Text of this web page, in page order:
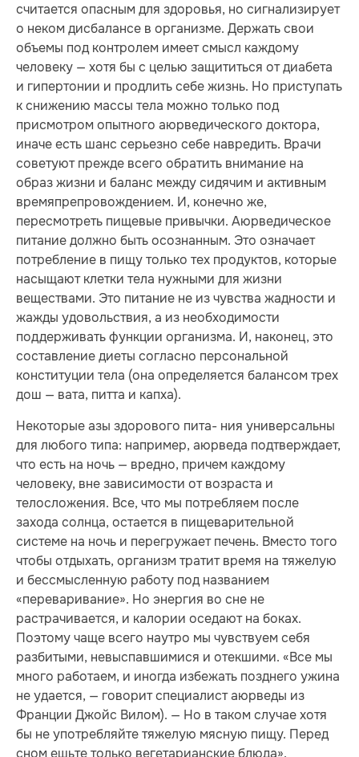
считается опасным для здоровья, но сигнализирует
о неком дисбалансе в организме. Держать свои
объемы под контролем имеет смысл каждому
человеку — хотя бы с целью защититься от диабета
и гипертонии и продлить себе жизнь. Но приступать
к снижению массы тела можно только под
присмотром опытного аюрведического доктора,
иначе есть шанс серьезно себе навредить. Врачи
советуют прежде всего обратить внимание на
образ жизни и баланс между сидячим и активным
времяпрепровождением. И, конечно же,
пересмотреть пищевые привычки. Аюрведическое
питание должно быть осознанным. Это означает
потребление в пищу только тех продуктов, которые
насыщают клетки тела нужными для жизни
веществами. Это питание не из чувства жадности и
жажды удовольствия, а из необходимости
поддерживать функции организма. И, наконец, это
составление диеты согласно персональной
конституции тела (она определяется балансом трех
дош — вата, питта и капха).
Некоторые азы здорового пита- ния универсальны
для любого типа: например, аюрведа подтверждает,
что есть на ночь — вредно, причем каждому
человеку, вне зависимости от возраста и
телосложения. Все, что мы потребляем после
захода солнца, остается в пищеварительной
системе на ночь и перегружает печень. Вместо того
чтобы отдыхать, организм тратит время на тяжелую
и бессмысленную работу под названием
«переваривание». Но энергия во сне не
растрачивается, и калории оседают на боках.
Поэтому чаще всего наутро мы чувствуем себя
разбитыми, невыспавшимися и отекшими. «Все мы
много работаем, и иногда избежать позднего ужина
не удается, — говорит специалист аюрведы из
Франции Джойс Вилом). — Но в таком случае хотя
бы не употребляйте тяжелую мясную пищу. Перед
сном ешьте только вегетарианские блюда».